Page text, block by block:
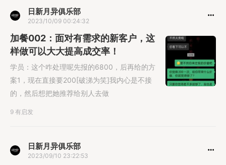
日新月异俱乐部
2023/10/09 00:24:32
加餐002：面对有需求的新客户，这
样做可以大大提高成交率！
学员：这个咋处理呢先报的6800，后再给的方
案1，现在直接要200[破涕为笑]我内心是不接
的，然后想把她推荐给别人去做
9 有启发
日新月异俱乐部
2023/09/10 23:22:53